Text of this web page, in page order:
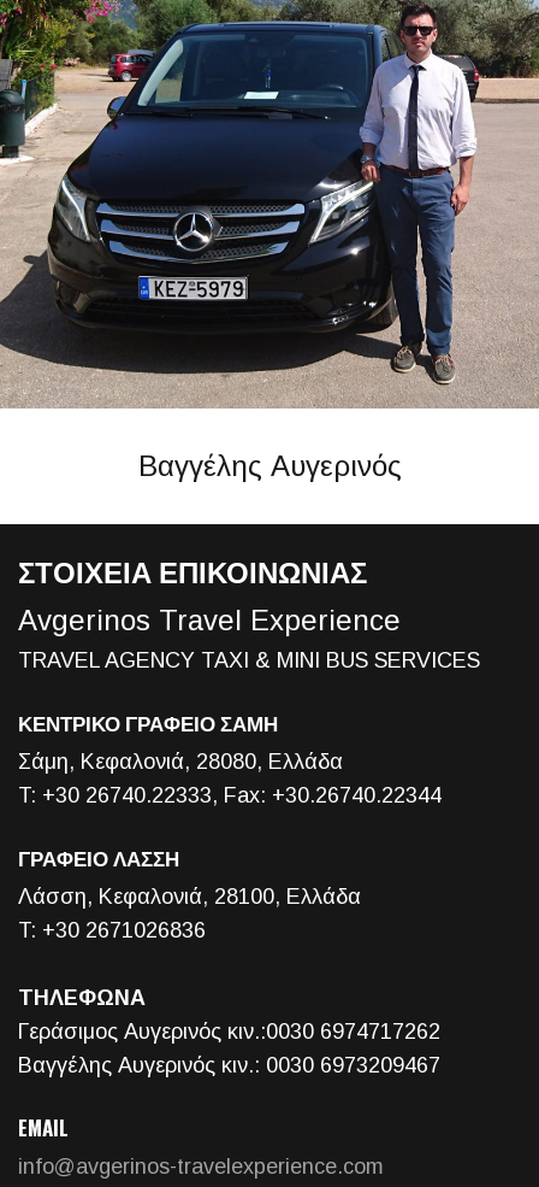
Βαγγέλης Αυγερινός
ΣΤΟΙΧΕΙΑ ΕΠΙΚΟΙΝΩΝΙΑΣ
Avgerinos Travel Experience
TRAVEL AGENCY TAXI & MINI BUS SERVICES
ΚΕΝΤΡΙΚΟ ΓΡΑΦΕΙΟ ΣΑΜΗ
Σάμη, Κεφαλονιά, 28080, Ελλάδα
T: +30 26740.22333, Fax: +30.26740.22344
ΓΡΑΦΕΙΟ ΛΑΣΣΗ
Λάσση, Κεφαλονιά, 28100, Ελλάδα
T: +30 2671026836
ΤΗΛΕΦΩΝΑ
Γεράσιμος Αυγερινός κιν.:0030 6974717262
Βαγγέλης Αυγερινός κιν.: 0030 6973209467
EMAIL
info@avgerinos-travelexperience.com